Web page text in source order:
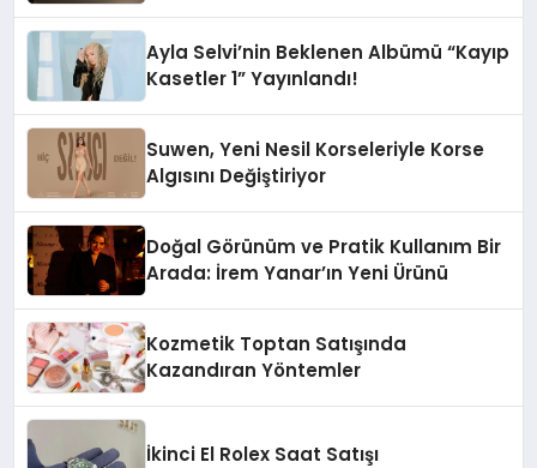
Ayla Selvi’nin Beklenen Albümü “Kayıp
Kasetler 1” Yayınlandı!
Suwen, Yeni Nesil Korseleriyle Korse
Algısını Değiştiriyor
Doğal Görünüm ve Pratik Kullanım Bir
Arada: İrem Yanar’ın Yeni Ürünü
Kozmetik Toptan Satışında
Kazandıran Yöntemler
İkinci El Rolex Saat Satışı